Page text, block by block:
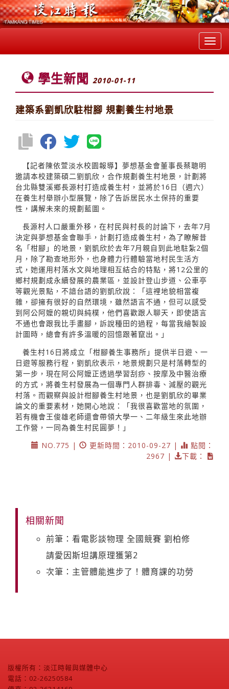
學生新聞 2010-01-11
建築系劉凱欣駐柑腳 規劃養生村地景
【記者陳依萱淡水校園報導】夢想基金會董事長蔡聰明
邀請本校建築碩二劉凱欣，合作規劃養生村地景，計劃將
台北縣雙溪鄉長源村打造成養生村，並將於16日（週六）
在養生村舉辦小型展覽，除了告訴居民水土保持的重要
性，講解未來的規劃藍圖。
長源村人口嚴重外移，在村民與村長的討論下，去年7月
決定與夢想基金會聯手，計劃打造成養生村，為了瞭解昔
名「柑腳」的地景，劉凱欣於去年7月親自到此地駐紮2個
月，除了勘查地形外，也身體力行體驗當地村民生活方
式，她運用村落水文與地理相互結合的特點，將12公里的
鄉村規劃成永續發展的農業區，並設計登山步道、公車亭
等觀光景點，不諳台語的劉凱欣說：「這裡地貌相當複
雜，卻擁有很好的自然環境，雖然語言不通，但可以感受
到阿公阿嬤的親切與純樸，他們喜歡跟人聊天，即使語言
不通也會跟我比手畫腳，訴說種田的過程，每當我繪製設
計圖時，總會有許多溫暖的回憶跟著竄出。」
養生村16日將成立「柑腳養生事務所」提供半日遊、一
日遊等服務行程，劉凱欣表示，地景規劃只是村落轉型的
第一步，現在阿公阿嬤正透過學習刮痧、按摩及中醫治療
的方式，將養生村發展為一個專門人群排毒、減壓的觀光
村落。而觀察與設計柑腳養生村地景，也是劉凱欣的畢業
論文的重要素材，她開心地說：「我很喜歡當地的氛圍，
若有機會王俊雄老師還會帶領大學一、二年級生來此地辦
工作營，一同為養生村民圓夢！」
NO.775 |
更新時間：2010-09-27 |
點閱：
2967 |
下載：
相關新聞
前筆：看電影談物理 全國競賽 劉柏修
請愛因斯坦講原理獲第2
次筆：主管體能進步了！體育課的功勞
版權所有：淡江時報與媒體中心
電話：02-26250584